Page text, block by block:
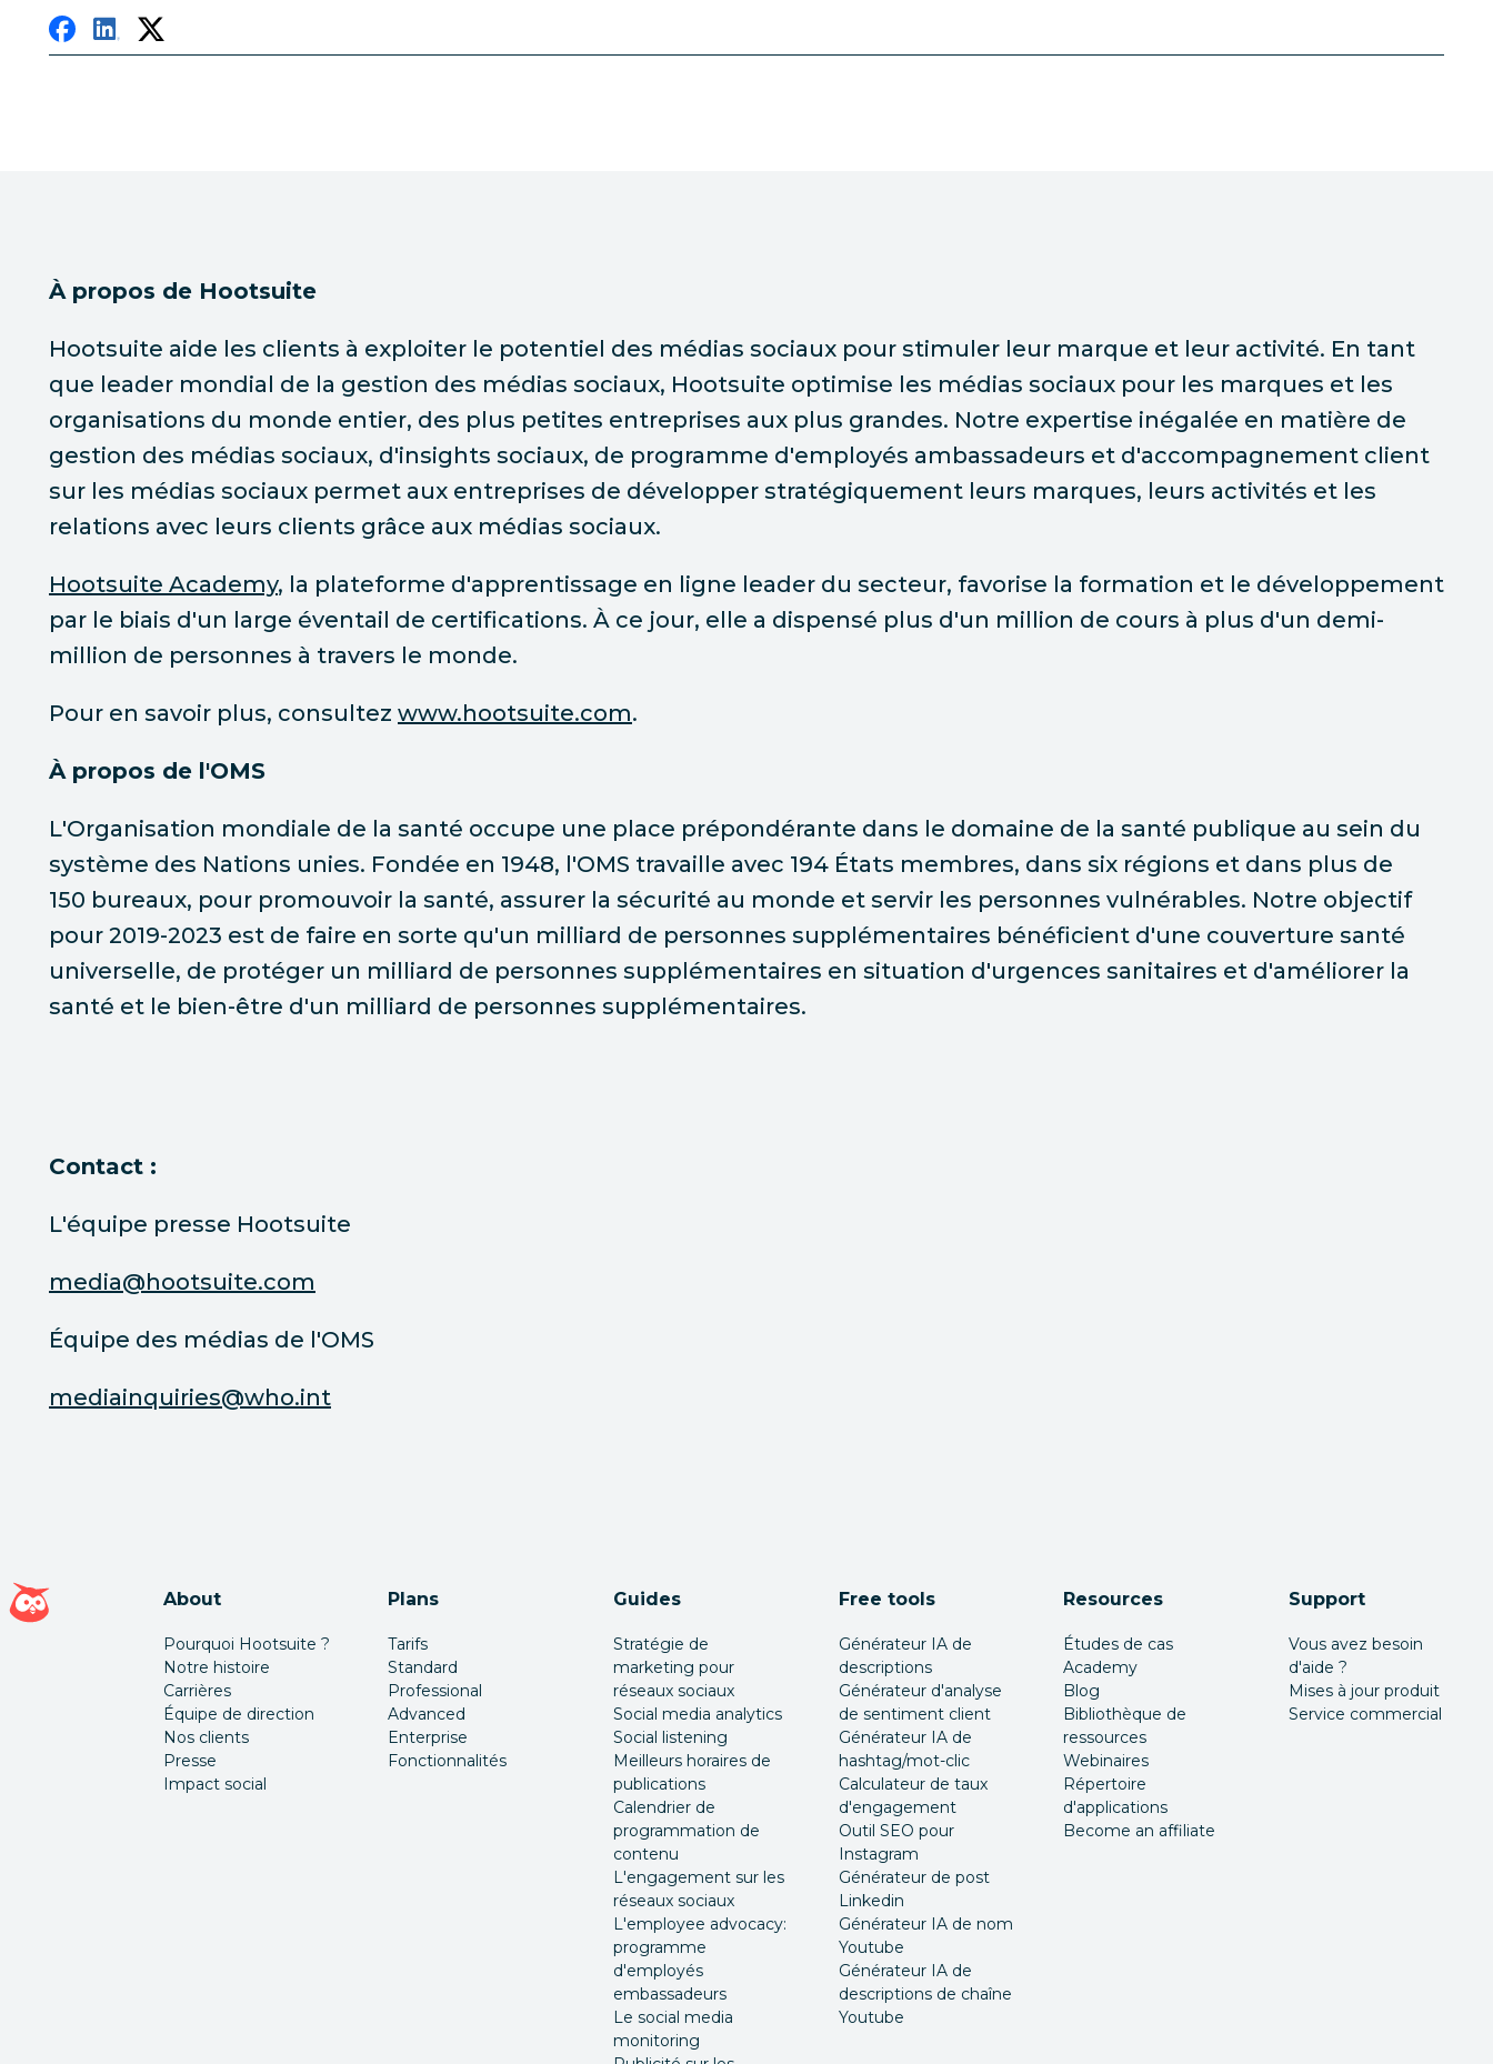
À propos de Hootsuite
Hootsuite aide les clients à exploiter le potentiel des médias sociaux pour stimuler leur marque et leur activité. En tant
que leader mondial de la gestion des médias sociaux, Hootsuite optimise les médias sociaux pour les marques et les
organisations du monde entier, des plus petites entreprises aux plus grandes. Notre expertise inégalée en matière de
gestion des médias sociaux, d'insights sociaux, de programme d'employés ambassadeurs et d'accompagnement client
sur les médias sociaux permet aux entreprises de développer stratégiquement leurs marques, leurs activités et les
relations avec leurs clients grâce aux médias sociaux.
Hootsuite Academy, la plateforme d'apprentissage en ligne leader du secteur, favorise la formation et le développement
par le biais d'un large éventail de certifications. À ce jour, elle a dispensé plus d'un million de cours à plus d'un demi-
million de personnes à travers le monde.
Pour en savoir plus, consultez www.hootsuite.com.
À propos de l'OMS
L'Organisation mondiale de la santé occupe une place prépondérante dans le domaine de la santé publique au sein du
système des Nations unies. Fondée en 1948, l'OMS travaille avec 194 États membres, dans six régions et dans plus de
150 bureaux, pour promouvoir la santé, assurer la sécurité au monde et servir les personnes vulnérables. Notre objectif
pour 2019-2023 est de faire en sorte qu'un milliard de personnes supplémentaires bénéficient d'une couverture santé
universelle, de protéger un milliard de personnes supplémentaires en situation d'urgences sanitaires et d'améliorer la
santé et le bien-être d'un milliard de personnes supplémentaires.
Contact :
L'équipe presse Hootsuite
media@hootsuite.com
Équipe des médias de l'OMS
mediainquiries@who.int
Page d'accueil Hootsuite
About
Pourquoi Hootsuite ?
Notre histoire
Carrières
Équipe de direction
Nos clients
Presse
Impact social
Plans
Tarifs
Standard
Professional
Advanced
Enterprise
Fonctionnalités
Guides
Stratégie de
marketing pour
réseaux sociaux
Social media analytics
Social listening
Meilleurs horaires de
publications
Calendrier de
programmation de
contenu
L'engagement sur les
réseaux sociaux
L'employee advocacy:
programme
d'employés
embassadeurs
Le social media
monitoring
Free tools
Générateur IA de
descriptions
Générateur d'analyse
de sentiment client
Générateur IA de
hashtag/mot-clic
Calculateur de taux
d'engagement
Outil SEO pour
Instagram
Générateur de post
Linkedin
Générateur IA de nom
Youtube
Générateur IA de
descriptions de chaîne
Youtube
Resources
Études de cas
Academy
Blog
Bibliothèque de
ressources
Webinaires
Répertoire
d'applications
Become an affiliate
Support
Vous avez besoin
d'aide ?
Mises à jour produit
Service commercial